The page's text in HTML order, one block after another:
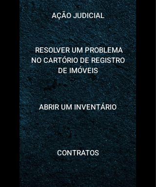
AÇÃO JUDICIAL
RESOLVER UM PROBLEMA
NO CARTÓRIO DE REGISTRO
DE IMÓVEIS
CONTRATOS
ABRIR UM INVENTÁRIO